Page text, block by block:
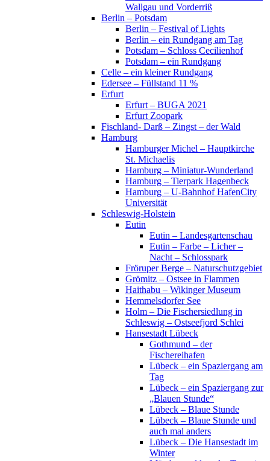
Wallgau und Vorderriß
Berlin – Potsdam
Berlin – Festival of Lights
Berlin – ein Rundgang am Tag
Potsdam – Schloss Cecilienhof
Potsdam – ein Rundgang
Celle – ein kleiner Rundgang
Edersee – Füllstand 11 %
Erfurt
Erfurt – BUGA 2021
Erfurt Zoopark
Fischland- Darß – Zingst – der Wald
Hamburg
Hamburger Michel – Hauptkirche
St. Michaelis
Hamburg – Miniatur-Wunderland
Hamburg – Tierpark Hagenbeck
Hamburg – U-Bahnhof HafenCity
Universität
Schleswig-Holstein
Eutin
Eutin – Landesgartenschau
Eutin – Farbe – Licher –
Nacht – Schlosspark
Fröruper Berge – Naturschutzgebiet
Grömitz – Ostsee in Flammen
Haithabu – Wikinger Museum
Hemmelsdorfer See
Holm – Die Fischersiedlung in
Schleswig – Ostseefjord Schlei
Hansestadt Lübeck
Gothmund – der
Fischereihafen
Lübeck – ein Spaziergang am
Tag
Lübeck – ein Spaziergang zur
„Blauen Stunde“
Lübeck – Blaue Stunde
Lübeck – Blaue Stunde und
auch mal anders
Lübeck – Die Hansestadt im
Winter